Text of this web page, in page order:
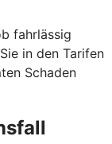
fahrlässig
in den Tarifen
Schaden